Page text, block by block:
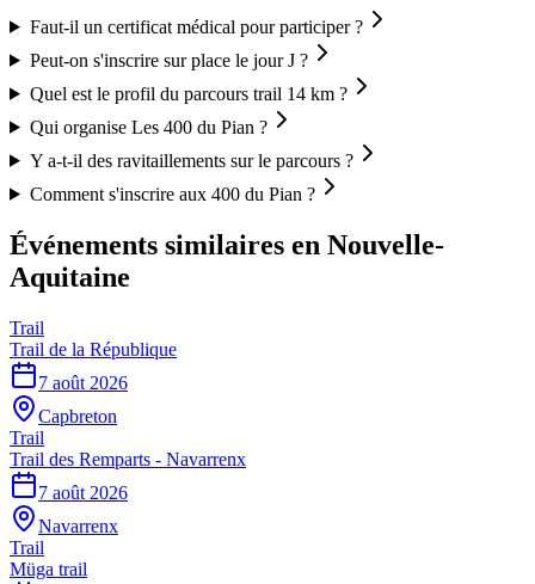
Faut-il un certificat médical pour participer ?
Peut-on s'inscrire sur place le jour J ?
Quel est le profil du parcours trail 14 km ?
Qui organise Les 400 du Pian ?
Y a-t-il des ravitaillements sur le parcours ?
Comment s'inscrire aux 400 du Pian ?
Événements similaires en Nouvelle-
Aquitaine
Trail
Trail de la République
7 août 2026
Capbreton
Trail
Trail des Remparts - Navarrenx
7 août 2026
Navarrenx
Trail
Müga trail